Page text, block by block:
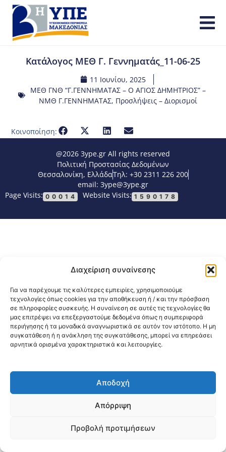
Διαχείριση συναίνεσης
Για να παρέχουμε τις καλύτερες εμπειρίες, χρησιμοποιούμε
τεχνολογίες όπως cookies για την αποθήκευση ή / και την πρόσβαση
σε πληροφορίες συσκευής. Η συναίνεση σε αυτές τις τεχνολογίες θα
μας επιτρέψει να επεξεργαστούμε δεδομένα όπως η συμπεριφορά
περιήγησης ή τα μοναδικά αναγνωριστικά σε αυτόν τον ιστότοπο. Η μη
συγκατάθεση ή η ανάκληση της συγκατάθεσης, μπορεί να επηρεάσει
αρνητικά ορισμένα χαρακτηριστικά και λειτουργίες.
Αποδοχή
Απόρριψη
Προβολή προτιμήσεων
Κατάλογος ΜΕΘ Γ. Γεννηματάς_11-06-25
11 Ιουνίου, 2025
ΜΕΘ ΓΝΘ “Γ.ΓΕΝΝΗΜΑΤΑΣ – Ο ΑΓΙΟΣ ΔΗΜΗΤΡΙΟΣ” –
ΝΜΘ Γ.ΓΕΝΝΗΜΑΤΑΣ, Προσλήψεις – Διορισμοί
Κοινοποίηση:
@2026 3ype.gr All rights reserved
Πολιτική Προστασίας Δεδομένων
Θεσσαλονίκη, ΕλλάδαΤηλ: +30 2311 226 200
email: 3ype@3ype.gr
Page Visits: 00014 Website Visits: 1590178